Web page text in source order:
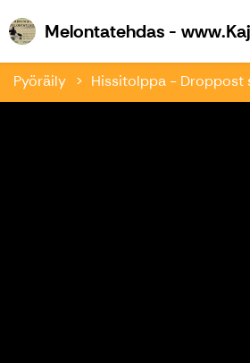
Melontatehdas -
Pyöräily Hissitolppa - Droppost